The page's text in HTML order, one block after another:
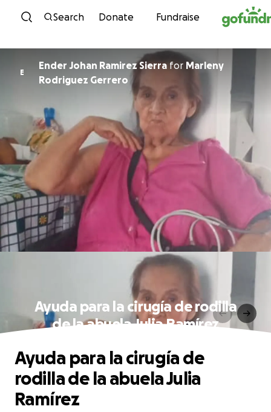
Skip to content
Search Donate Fundraise
E
Ender Johan Ramirez Sierrafor Marleny
Rodriguez Gerrero
Ayuda para la cirugía de rodilla
de la abuela Julia Ramírez
Ayuda para la cirugía de
rodilla de la abuela Julia
Ramírez